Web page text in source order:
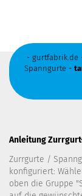
- gurtfabrik.de
Spanngurte -
Anleitung
Zurrgurte /
konfiguriert:
oben die Gruppe